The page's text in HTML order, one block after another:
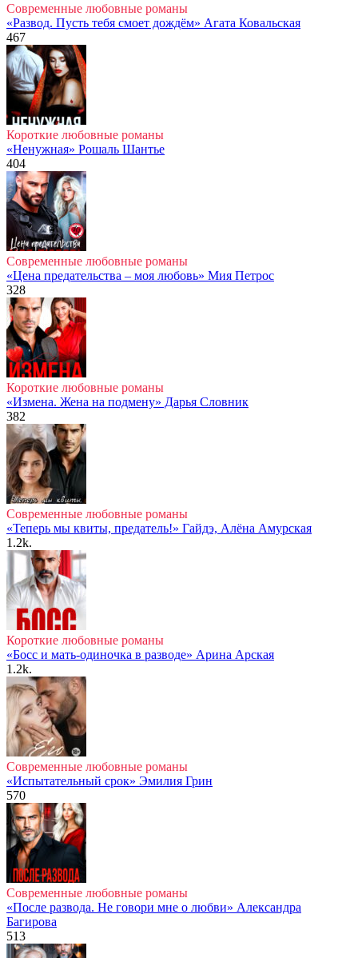
Современные любовные романы
«Развод. Пусть тебя смоет дождём» Агата Ковальская
467
Короткие любовные романы
«Ненужная» Рошаль Шантье
404
Современные любовные романы
«Цена предательства – моя любовь» Мия Петрос
328
Короткие любовные романы
«Измена. Жена на подмену» Дарья Словник
382
Современные любовные романы
«Теперь мы квиты, предатель!» Гайдэ, Алёна Амурская
1.2k.
Короткие любовные романы
«Босс и мать-одиночка в разводе» Арина Арская
1.2k.
Современные любовные романы
«Испытательный срок» Эмилия Грин
570
Современные любовные романы
«После развода. Не говори мне о любви» Александра
Багирова
513